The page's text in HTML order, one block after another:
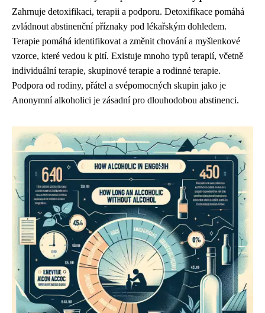
Zahrnuje detoxifikaci, terapii a podporu. Detoxifikace pomáhá
zvládnout abstinenční příznaky pod lékařským dohledem.
Terapie pomáhá identifikovat a změnit chování a myšlenkové
vzorce, které vedou k pití. Existuje mnoho typů terapií, včetně
individuální terapie, skupinové terapie a rodinné terapie.
Podpora od rodiny, přátel a svépomocných skupin jako je
Anonymní alkoholici je zásadní pro dlouhodobou abstinenci.